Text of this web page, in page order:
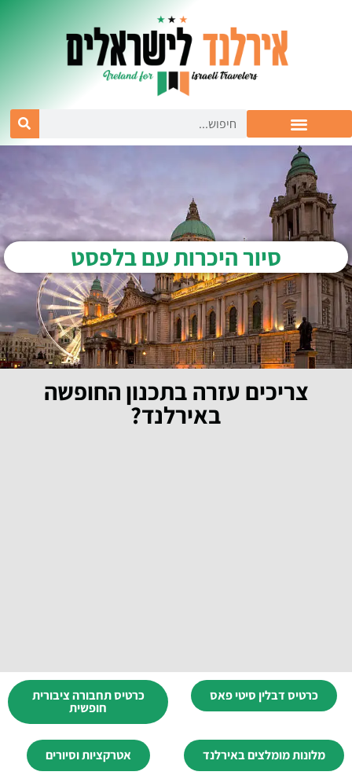
סיור היכרות עם בלפסט
צריכים עזרה בתכנון החופשה
באירלנד?
כרטיס דבלין סיטי פאס כרטיס תחבורה ציבורית
חופשית
מלונות מומלצים באירלנד אטרקציות וסיורים